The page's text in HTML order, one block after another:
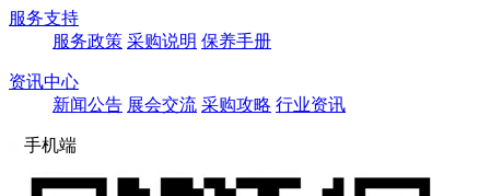
服务支持
服务政策 采购说明 保养手册
资讯中心
新闻公告 展会交流 采购攻略 行业资讯
手机端